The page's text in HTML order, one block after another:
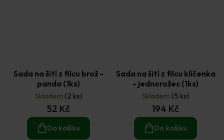
Sada na šití z filcu brož -
panda (1ks)
Skladem (2 ks)
52 Kč
Do košíku
Sada na šití z filcu klíčenka
- jednorožec (1ks)
Skladem (5 ks)
194 Kč
Do košíku